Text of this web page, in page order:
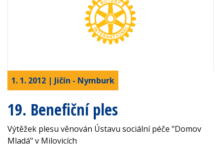
1. 1. 2012 | Jičín - Nymburk
19. Benefiční ples
Výtěžek plesu věnován Ústavu sociální péče "Domov
Mladá" v Milovicích